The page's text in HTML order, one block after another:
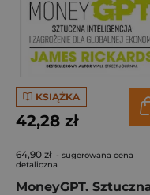
KSIĄŻKA
42,28 zł
64,90 zł - sugerowana cena
detaliczna